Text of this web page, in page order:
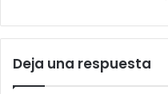
Deja una respuesta